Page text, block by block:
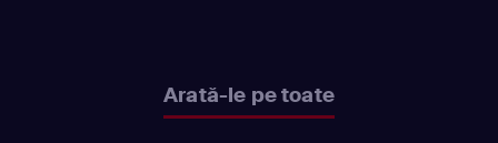
Arată-le pe toate